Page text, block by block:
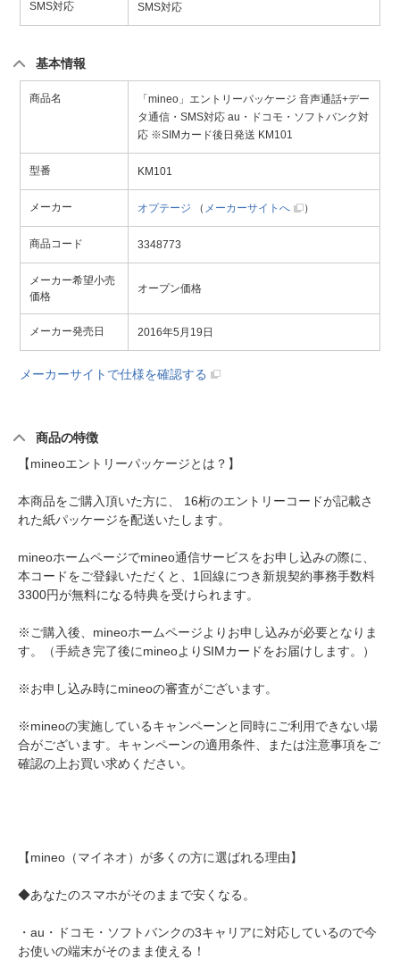
SMS対応 SMS対応
基本情報
商品名
「mineo」エントリーパッケージ 音声通話+デー
タ通信・SMS対応 au・ドコモ・ソフトバンク対
応 ※SIMカード後日発送 KM101
型番 KM101
メーカー オプテージ （ メーカーサイトへ ）
商品コード 3348773
メーカー希望小売
価格
オープン価格
メーカー発売日 2016年5月19日
メーカーサイトで仕様を確認する
商品の特徴
【mineoエントリーパッケージとは？】
本商品をご購入頂いた方に、 16桁のエントリーコードが記載さ
れた紙パッケージを配送いたします。
mineoホームページでmineo通信サービスをお申し込みの際に、
本コードをご登録いただくと、1回線につき新規契約事務手数料
3300円が無料になる特典を受けられます。
※ご購入後、mineoホームページよりお申し込みが必要となりま
す。（手続き完了後にmineoよりSIMカードをお届けします。）
※お申し込み時にmineoの審査がございます。
※mineoの実施しているキャンペーンと同時にご利用できない場
合がございます。キャンペーンの適用条件、または注意事項をご
確認の上お買い求めください。
【mineo（マイネオ）が多くの方に選ばれる理由】
◆あなたのスマホがそのままで安くなる。
・au・ドコモ・ソフトバンクの3キャリアに対応しているので今
お使いの端末がそのまま使える！